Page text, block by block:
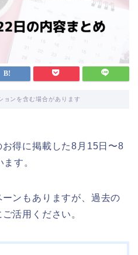
ョンを含む場合があります
得に掲載した8月15日〜8
す。
ンもありますが、過去の
活用ください。